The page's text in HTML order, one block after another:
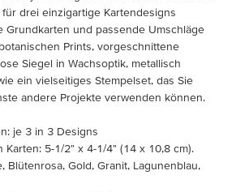
drei einzigartige Kartendesigns
Grundkarten und passende Umschläge
Prints, vorgeschnittene
Siegel in Wachsoptik, metallisch
ein vielseitiges Stempelset, das Sie
andere Projekte verwenden können.
je 3 in 3 Designs
Karten: 5-1/2" x 4-1/4" (14 x 10,8 cm).
Blütenrosa, Gold, Granit, Lagunenblau,